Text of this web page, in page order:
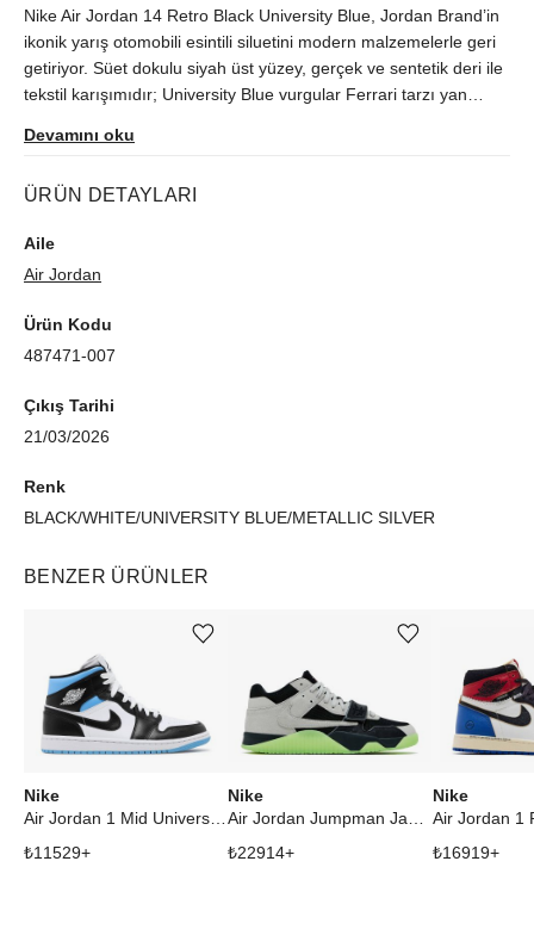
Nike Air Jordan 14 Retro Black University Blue, Jordan Brand’in
ikonik yarış otomobili esintili siluetini modern malzemelerle geri
getiriyor. Süet dokulu siyah üst yüzey, gerçek ve sentetik deri ile
tekstil karışımıdır; University Blue vurgular Ferrari tarzı yan
topukta kapsüllü Zoom Air yastıklama konfor ve tepkiyi artırır.
kanalı destek ve nefes alabilirlik sunarken, geniş balıksırtı
sahada performans hem sokakta premium streetwear stilini
tamamlar.
Devamını oku
ÜRÜN DETAYLARI
Aile
Air Jordan
Ürün Kodu
487471-007
Çıkış Tarihi
21/03/2026
Renk
BLACK/WHITE/UNIVERSITY BLUE/METALLIC SILVER
BENZER ÜRÜNLER
Nike
₺11529+
Ürünü istek listesine ekle veya listeden çıkar
Nike
₺22914+
Ürünü istek listesine ekle veya listeden çıkar
Nike
₺16919+